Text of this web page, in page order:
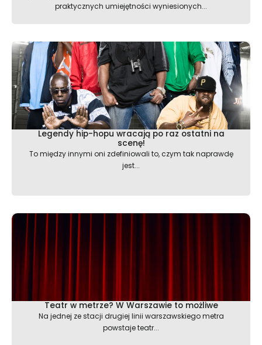
praktycznych umiejętności wyniesionych...
Legendy hip-hopu wracają po raz ostatni na
scenę!
To między innymi oni zdefiniowali to, czym tak naprawdę
jest...
Teatr w metrze? W Warszawie to możliwe
Na jednej ze stacji drugiej linii warszawskiego metra
powstaje teatr...